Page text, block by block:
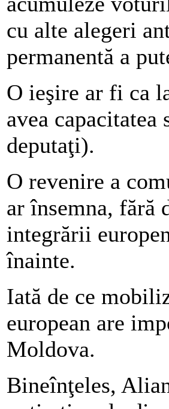
cu alte alegeri
permanentă a
O ieşire ar fi ca
avea
deputaţi).
O revenire a
ar însemna, fără
integrării
înainte.
Iată de ce
european are
Moldova.
Bineînţeles,